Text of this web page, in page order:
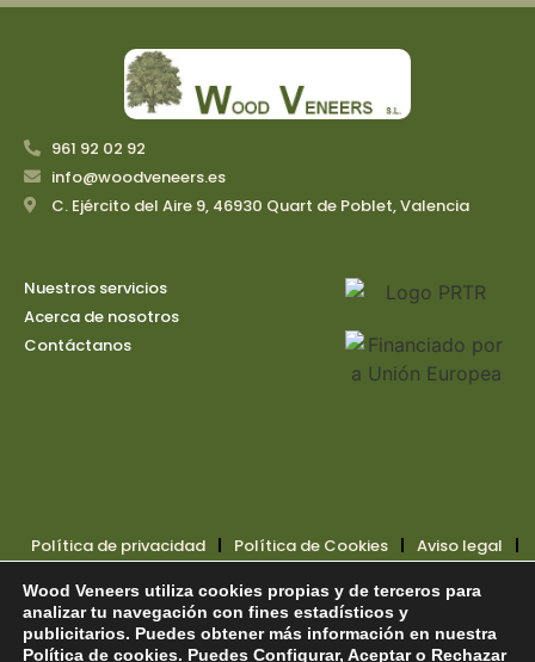
961 92 02 92
info@woodveneers.es
C. Ejército del Aire 9, 46930 Quart de Poblet, Valencia
Nuestros servicios
Acerca de nosotros
Contáctanos
Política de privacidad Política de Cookies
Aviso legal
Accesibilidad
Creado porTandem Marketing Digital
Wood Veneers utiliza cookies propias y de terceros para
analizar tu navegación con fines estadísticos y
publicitarios. Puedes obtener más información en nuestra
Política de cookies. Puedes Configurar, Aceptar o Rechazar